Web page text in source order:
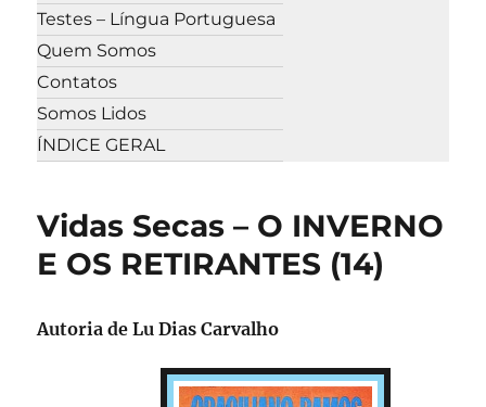
Testes – Língua Portuguesa
Quem Somos
Contatos
Somos Lidos
ÍNDICE GERAL
Vidas Secas – O INVERNO
E OS RETIRANTES (14)
Autoria deLu Dias Carvalho